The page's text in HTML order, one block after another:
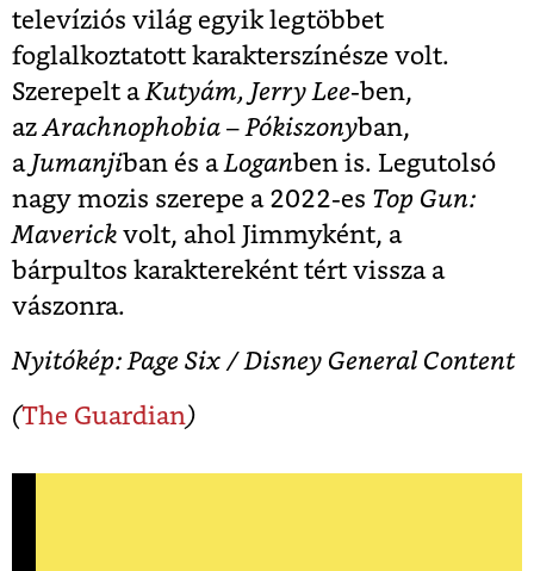
televíziós világ egyik legtöbbet
foglalkoztatott karakterszínésze volt.
Szerepelt aKutyám, Jerry Lee-ben,
azArachnophobia – Pókiszonyban,
a Jumanjiban és aLoganben is. Legutolsó
nagy mozis szerepe a 2022-es Top Gun:
Maverick volt, ahol Jimmyként, a
bárpultos karaktereként tért vissza a
vászonra.
Nyitókép: Page Six / Disney General Content
(The Guardian)